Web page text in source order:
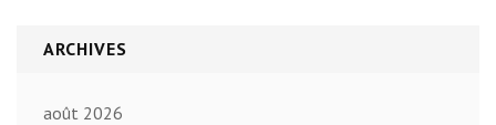
ARCHIVES
août 2026